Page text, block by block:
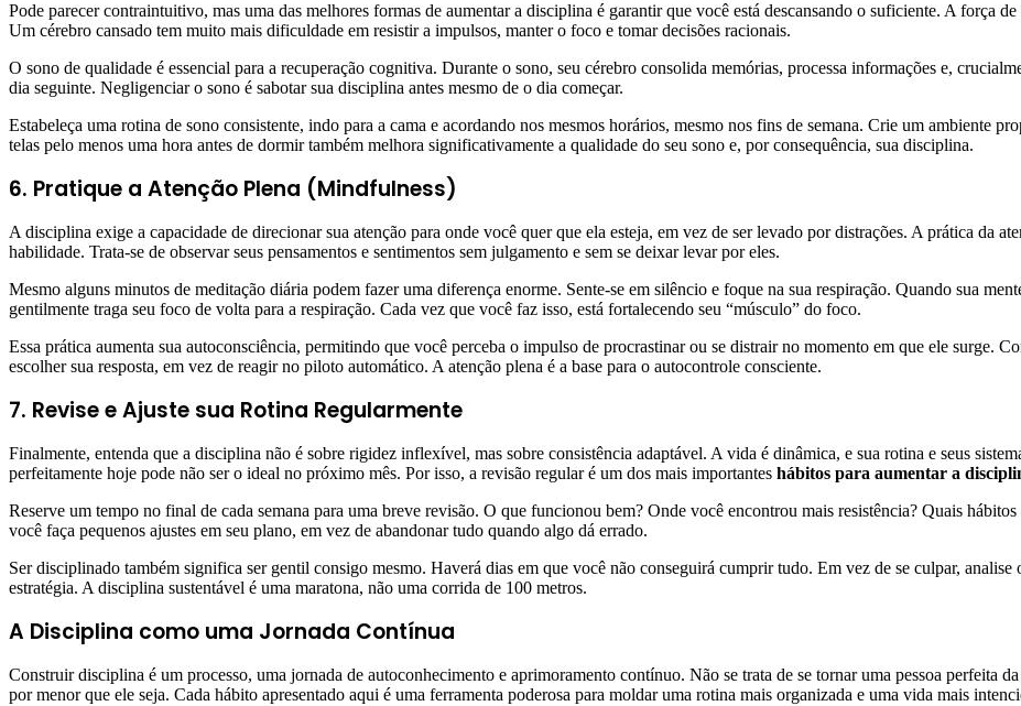
Pode parecer contraintuitivo, mas uma das melhores formas de aumentar a disciplina é garantir que você está descansando o suficiente. A força
Um cérebro cansado tem muito mais dificuldade em resistir a impulsos, manter o foco e tomar decisões racionais.
O sono de qualidade é essencial para a recuperação cognitiva. Durante o sono, seu cérebro consolida memórias, processa informações e,
dia seguinte. Negligenciar o sono é sabotar sua disciplina antes mesmo de o dia começar.
Estabeleça uma rotina de sono consistente, indo para a cama e acordando nos mesmos horários, mesmo nos fins de semana. Crie um ambiente
telas pelo menos uma hora antes de dormir também melhora significativamente a qualidade do seu sono e, por consequência, sua disciplina.
6. Pratique a Atenção Plena (Mindfulness)
A disciplina exige a capacidade de direcionar sua atenção para onde você quer que ela esteja, em vez de ser levado por distrações. A prática da
habilidade. Trata-se de observar seus pensamentos e sentimentos sem julgamento e sem se deixar levar por eles.
Mesmo alguns minutos de meditação diária podem fazer uma diferença enorme. Sente-se em silêncio e foque na sua respiração. Quando sua
gentilmente traga seu foco de volta para a respiração. Cada vez que você faz isso, está fortalecendo seu “músculo” do foco.
Essa prática aumenta sua autoconsciência, permitindo que você perceba o impulso de procrastinar ou se distrair no momento em que ele surge.
escolher sua resposta, em vez de reagir no piloto automático. A atenção plena é a base para o autocontrole consciente.
7. Revise e Ajuste sua Rotina Regularmente
Finalmente, entenda que a disciplina não é sobre rigidez inflexível, mas sobre consistência adaptável. A vida é dinâmica, e sua rotina e seus
perfeitamente hoje pode não ser o ideal no próximo mês. Por isso, a revisão regular é um dos mais importantes hábitos para aumentar a
Reserve um tempo no final de cada semana para uma breve revisão. O que funcionou bem? Onde você encontrou mais resistência? Quais
você faça pequenos ajustes em seu plano, em vez de abandonar tudo quando algo dá errado.
Ser disciplinado também significa ser gentil consigo mesmo. Haverá dias em que você não conseguirá cumprir tudo. Em vez de se culpar, analise
estratégia. A disciplina sustentável é uma maratona, não uma corrida de 100 metros.
A Disciplina como uma Jornada Contínua
Construir disciplina é um processo, uma jornada de autoconhecimento e aprimoramento contínuo. Não se trata de se tornar uma pessoa perfeita
por menor que ele seja. Cada hábito apresentado aqui é uma ferramenta poderosa para moldar uma rotina mais organizada e uma vida mais